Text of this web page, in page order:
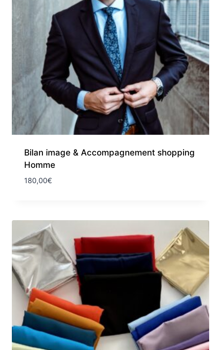
Bilan image & Accompagnement shopping
Homme​
180,00€